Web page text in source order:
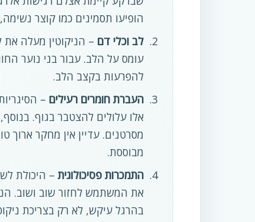
הופיעו תסמינים כמו קוצר
לב וכלי דם – הניקוטין מעלה את
עומס על הלב. עבור בני נוער
להפרעות בקצב הלב.
העברת חומרים רעילים –
אלו עלולים להצטבר בגוף.
מסרטנים. עדיין אין מחקר ארוך
מבוססת.
התמכרות פסיכולוגית – היכולת
את המשתמש לחזור שוב ושוב.
בהרגל עיקש, לא רק בצריכת